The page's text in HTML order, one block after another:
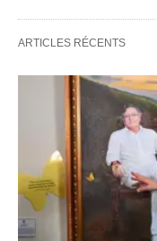
ARTICLES RÉCENTS